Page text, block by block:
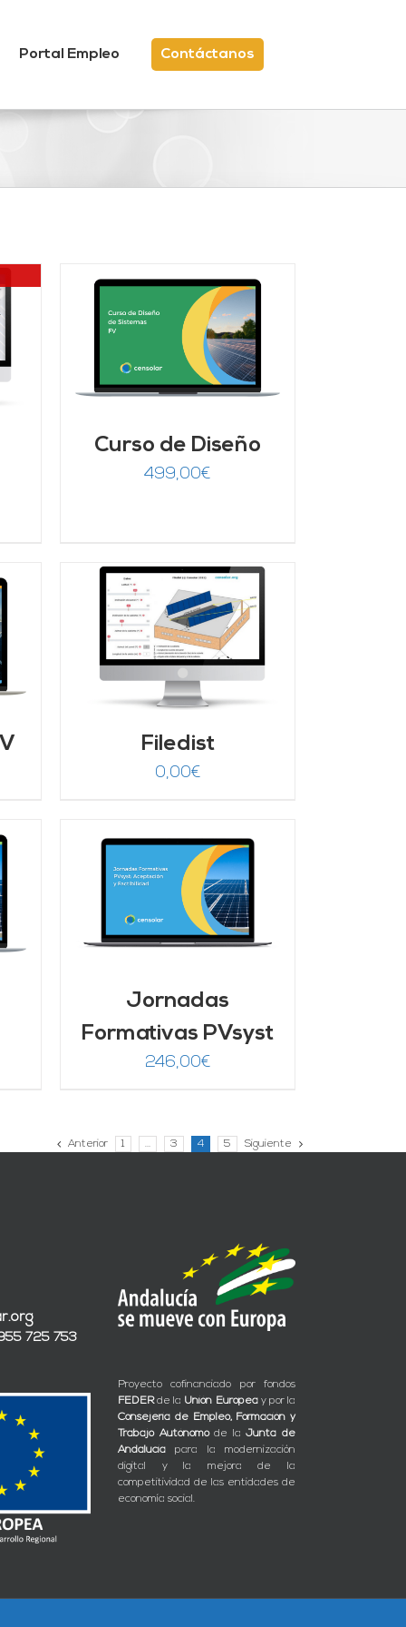
Portal Empleo Contáctanos
Curso de Diseño
499,00€
Filedist
0,00€
Jornadas
Formativas PVsyst
246,00€
Anterior 1 … 3 4 5 Siguiente
955 725 753
Proyecto cofinanciado por fondos
FEDERde la Unión Europeay por la
Consejería de Empleo, Formación y
Trabajo Autónomode laJunta de
Andalucía para la modernización
digital y la mejora de la
competitividad de las entidades de
economía social.